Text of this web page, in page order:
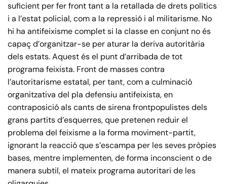
suficient per fer front tant a la retallada de drets polítics
i a l’estat policial, com a la repressió i al militarisme. No
hi ha antifeixisme complet si la classe en conjunt no és
capaç d’organitzar-se per aturar la deriva autoritària
dels estats. Aquest és el punt d’arribada de tot
programa feixista. Front de masses contra
l’autoritarisme estatal, per tant, com a culminació
organitzativa del pla defensiu antifeixista, en
contraposició als cants de sirena frontpopulistes dels
grans partits d’esquerres, que pretenen reduir el
problema del feixisme a la forma moviment-partit,
ignorant la reacció que s’escampa per les seves pròpies
bases, mentre implementen, de forma inconscient o de
manera subtil, el mateix programa autoritari de les